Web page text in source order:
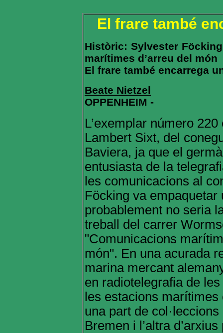
El frare també
Històric: Sylvester
marítimes d’arreu del món
El frare també encarrega
Beate Nietzel
OPPENHEIM -
L’exemplar número
Lambert Sixt, del
Baviera, ja que el
entusiasta de la
les comunicacions al
Föcking va empaquetar
probablement no seria
treball del carrer
"Comunicacions
món". En una acurada
marina mercant
en radiotelegrafia de
les estacions
una part de
Bremen i l’altra